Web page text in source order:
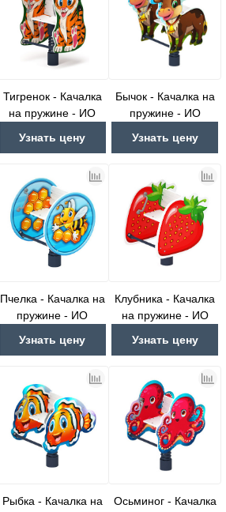
Тигренок - Качалка
на пружине - ИО
Узнать цену
Бычок - Качалка на
пружине - ИО
Узнать цену
Пчелка - Качалка на
пружине - ИО
Узнать цену
Клубника - Качалка
на пружине - ИО
Узнать цену
Рыбка - Качалка на
Осьминог - Качалка